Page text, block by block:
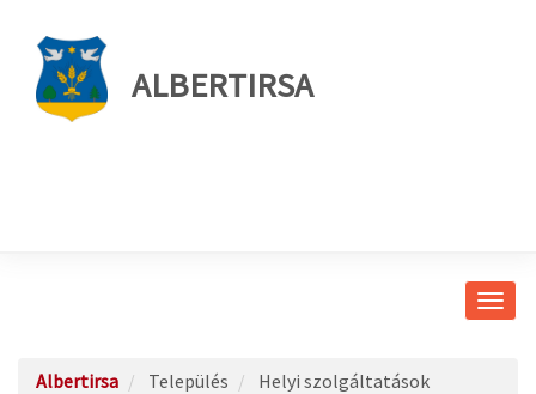
ALBERTIRSA
Albertirsa Település
Helyi szolgáltatások